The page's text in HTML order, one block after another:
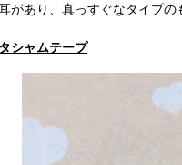
があり、真っすぐなタイプの
シャムテープ